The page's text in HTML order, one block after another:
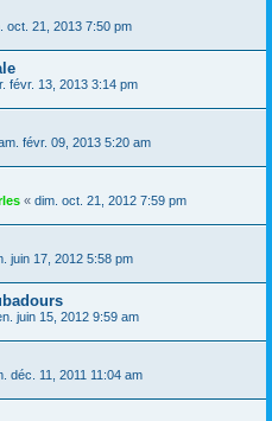
oct. 21, 2013 7:50 pm
févr. 13, 2013 3:14 pm
févr. 09, 2013 5:20 am
« dim. oct. 21, 2012 7:59 pm
juin 17, 2012 5:58 pm
juin 15, 2012 9:59 am
déc. 11, 2011 11:04 am